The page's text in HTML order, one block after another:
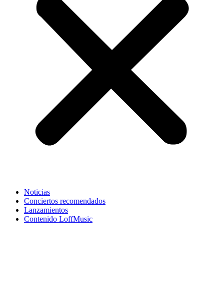
Noticias
Conciertos recomendados
Lanzamientos
Contenido LoffMusic